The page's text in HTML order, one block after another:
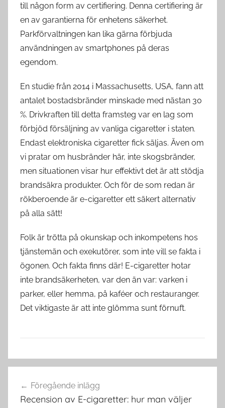
till någon form av certifiering. Denna certifiering är
en av garantierna för enhetens säkerhet.
Parkförvaltningen kan lika gärna förbjuda
användningen av smartphones på deras
egendom.
En studie från 2014 i Massachusetts, USA, fann att
antalet bostadsbränder minskade med nästan 30
%. Drivkraften till detta framsteg var en lag som
förbjöd försäljning av vanliga cigaretter i staten.
Endast elektroniska cigaretter fick säljas. Även om
vi pratar om husbränder här, inte skogsbränder,
men situationen visar hur effektivt det är att stödja
brandsäkra produkter. Och för de som redan är
rökberoende är e-cigaretter ett säkert alternativ
på alla sätt!
Folk är trötta på okunskap och inkompetens hos
tjänstemän och exekutörer, som inte vill se fakta i
ögonen. Och fakta finns där! E-cigaretter hotar
inte brandsäkerheten, var den än var: varken i
parker, eller hemma, på kaféer och restauranger.
Det viktigaste är att inte glömma sunt förnuft.
V
e
Föregående inlägg
Recension av E-cigaretter: hur man väljer